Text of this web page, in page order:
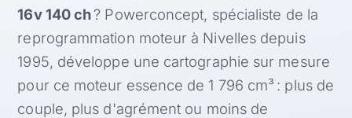
16v 140 ch? Powerconcept, spécialiste de la
reprogrammation moteur à Nivelles depuis
1995, développe une cartographie sur mesure
pour ce moteur essence de 1 796 cm³ : plus de
couple, plus d'agrément ou moins de